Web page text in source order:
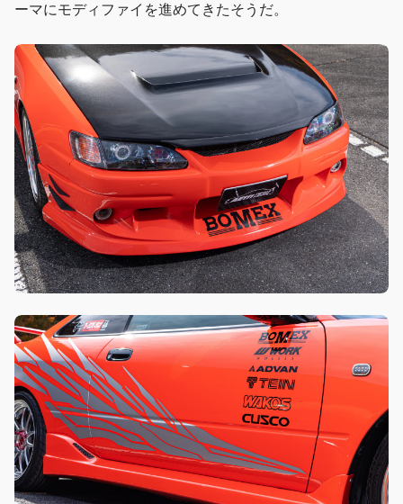
ーマにモディファイを進めてきたそうだ。